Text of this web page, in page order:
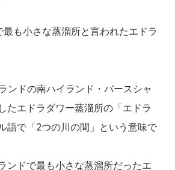
も小さな蒸溜所と言われたエドラ
ンドの南ハイランド・パースシャ
たエドラダワー蒸溜所の「エドラ
語で「2つの川の間」という意味で
ンドで最も小さな蒸溜所だったエ